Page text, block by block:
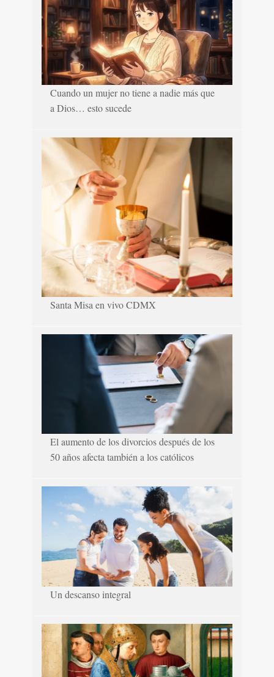
Cuando un mujer no tiene a nadie más que
a Dios… esto sucede
Santa Misa en vivo CDMX
El aumento de los divorcios después de los
50 años afecta también a los católicos
Un descanso integral